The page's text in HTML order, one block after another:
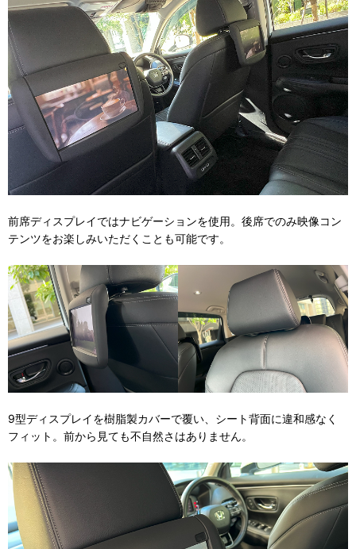
前席ディスプレイではナビゲーションを使用。後席でのみ映像コン
テンツをお楽しみいただくことも可能です。
9型ディスプレイを樹脂製カバーで覆い、シート背面に違和感なく
フィット。前から見ても不自然さはありません。